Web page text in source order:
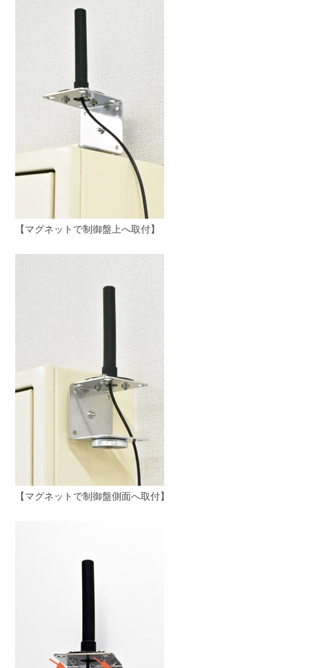
【マグネットで制御盤上へ取付】
【マグネットで制御盤側面へ取付】